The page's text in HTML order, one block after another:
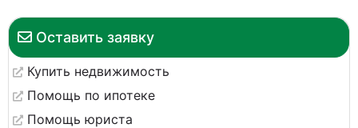
Оставить заявку
Купить недвижимость
Помощь по ипотеке
Помощь юриста